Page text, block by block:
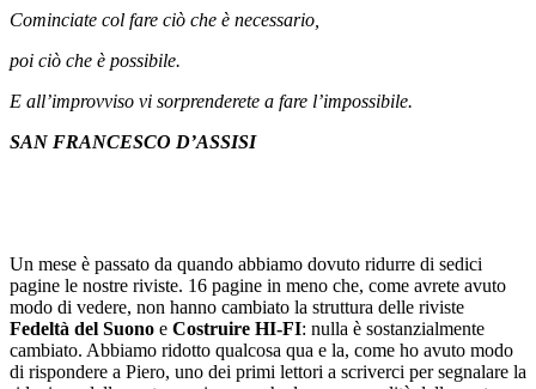
Cominciate col fare ciò che è necessario,
poi ciò che è possibile.
E all’improvviso vi sorprenderete a fare l’impossibile.
SAN FRANCESCO D’ASSISI
Un mese è passato da quando abbiamo dovuto ridurre di sedici
pagine le nostre riviste. 16 pagine in meno che, come avrete avuto
modo di vedere, non hanno cambiato la struttura delle riviste
Fedeltà del Suono e Costruire HI-FI: nulla è sostanzialmente
cambiato. Abbiamo ridotto qualcosa qua e la, come ho avuto modo
di rispondere a Piero, uno dei primi lettori a scriverci per segnalare la